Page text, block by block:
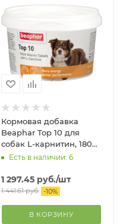
Кормовая добавка
Beaphar Тор 10 для
собак L-карнитин, 180
таб.Есть в наличии: 6
1 297.45руб./шт
1 441.61руб. -10%
В КОРЗИНУ